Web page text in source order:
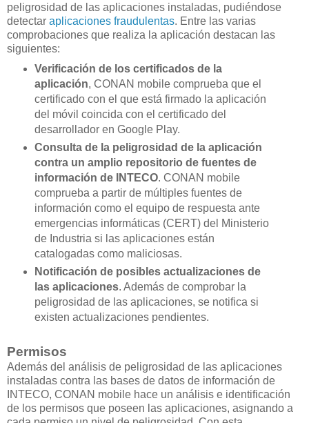
peligrosidad de las aplicaciones instaladas, pudiéndose
detectar aplicaciones fraudulentas. Entre las varias
comprobaciones que realiza la aplicación destacan las
siguientes:
Verificación de los certificados de la
aplicación, CONAN mobile comprueba que el
certificado con el que está firmado la aplicación
del móvil coincida con el certificado del
desarrollador en Google Play.
Consulta de la peligrosidad de la aplicación
contra un amplio repositorio de fuentes de
información de INTECO. CONAN mobile
comprueba a partir de múltiples fuentes de
información como el equipo de respuesta ante
emergencias informáticas (CERT) del Ministerio
de Industria si las aplicaciones están
catalogadas como maliciosas.
Notificación de posibles actualizaciones de
las aplicaciones. Además de comprobar la
peligrosidad de las aplicaciones, se notifica si
existen actualizaciones pendientes.
Permisos
Además del análisis de peligrosidad de las aplicaciones
instaladas contra las bases de datos de información de
INTECO, CONAN mobile hace un análisis e identificación
de los permisos que poseen las aplicaciones, asignando a